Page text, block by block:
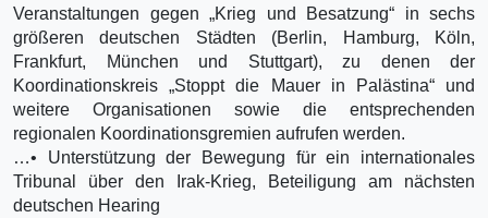
Veranstaltungen gegen „Krieg und Besatzung“ in sechs
größeren deutschen Städten (Berlin, Hamburg, Köln,
Frankfurt, München und Stuttgart), zu denen der
Koordinationskreis „Stoppt die Mauer in Palästina“ und
weitere Organisationen sowie die entsprechenden
regionalen Koordinationsgremien aufrufen werden.
…• Unterstützung der Bewegung für ein internationales
Tribunal über den Irak-Krieg, Beteiligung am nächsten
deutschen Hearing